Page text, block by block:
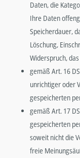
Daten, die
Ihre Daten
Speicherdauer,
Löschung,
Widerspruch,
gemäß Art. 16
unrichtiger oder
gespeicherten
gemäß Art. 17
gespeicherten
soweit nicht die
freie